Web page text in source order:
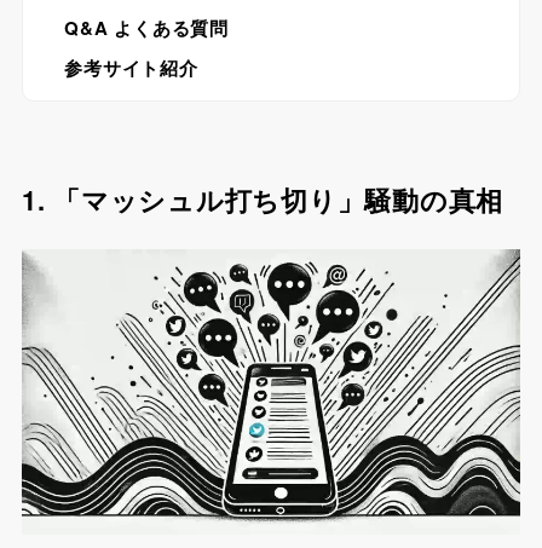
Q&A よくある質問
参考サイト紹介
1. 「マッシュル打ち切り」騒動の真相